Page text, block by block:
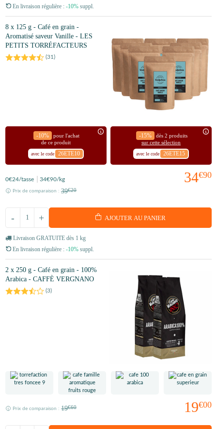
En livraison régulière : -10% suppl.
8 x 125 g - Café en grain -
Aromatisé saveur Vanille - LES
PETITS TORRÉFACTEURS
(31 )
-10%
pour l'achat
de ce produit
avec le code 26ETE10
-15%
dès 2 produits
sur cette sélection
avec le code 26ETE15
34€90
0€24/tasse 34€90/kg
Prix de comparaison : 39€20
+
- AJOUTER AU PANIER
Livraison GRATUITE dès 1 kg
En livraison régulière : -10% suppl.
2 x 250 g - Café en grain - 100%
Arabica - CAFFÈ VERGNANO
(3)
19€00
Prix de comparaison : 19€60